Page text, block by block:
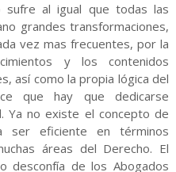
sufre al igual que todas las
grandes transformaciones,
vez mas frecuentes, por la
y los contenidos
así como la propia lógica del
que hay que dedicarse
Ya no existe el concepto de
ser eficiente en términos
áreas del Derecho. El
desconfía de los Abogados